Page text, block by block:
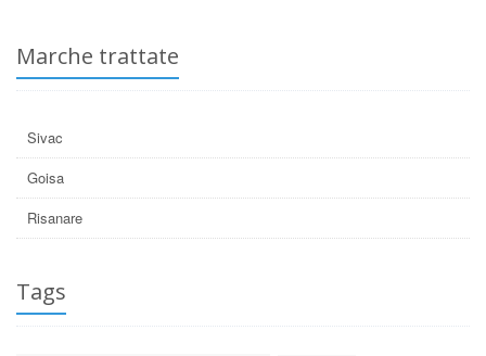
Marche trattate
Sivac
Goisa
Risanare
Tags